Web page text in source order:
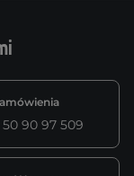
50 90 97 509